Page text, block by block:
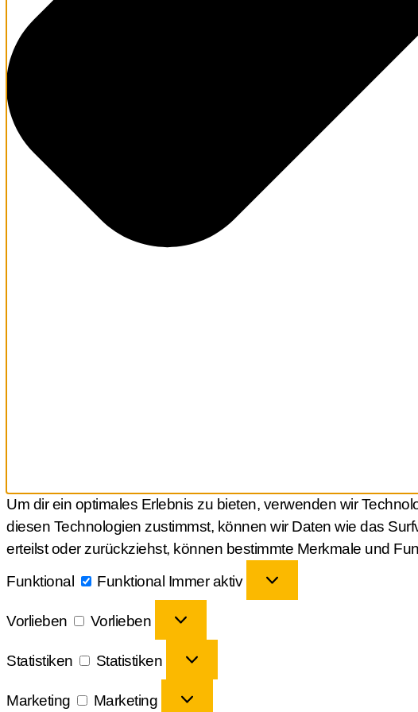
Um dir ein optimales Erlebnis zu bieten, verwenden wir
diesen Technologien zustimmst, können wir Daten wie das
erteilst oder zurückziehst, können bestimmte Merkmale und
Funktional
Funktional Immer aktiv
Vorlieben Vorlieben
Statistiken Statistiken
Marketing Marketing